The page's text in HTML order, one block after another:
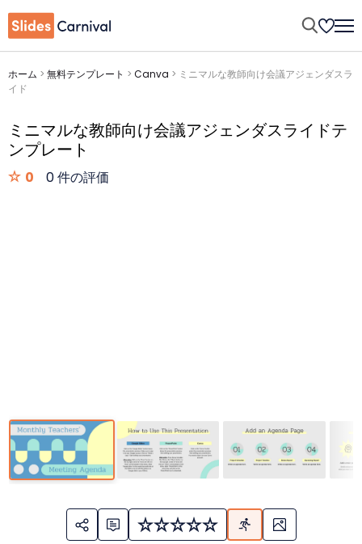
ホーム > 無料テンプレート > Canva > ミニマルな教師向け会議アジェンダスラ
イド
ミニマルな教師向け会議アジェンダスライドテ
ンプレート
0 0 件の評価